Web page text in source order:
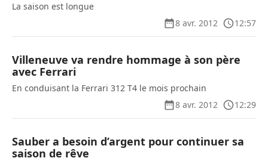
La saison est longue
8 avr. 2012
12:57
Villeneuve va rendre hommage à son père
avec Ferrari
En conduisant la Ferrari 312 T4 le mois prochain
8 avr. 2012
12:29
Sauber a besoin d’argent pour continuer sa
saison de rêve